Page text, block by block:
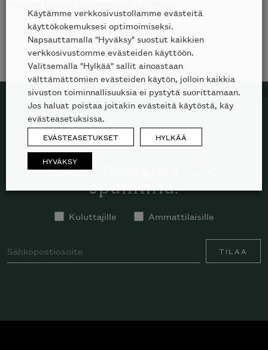
TILAA SKANNO-UUTISKIRJE
100% designia. 0%
spämmiä.
Kuluttajille Ammattilaisille
TILAA
Käytämme verkkosivustollamme evästeitä
käyttökokemuksesi optimoimiseksi.
Napsauttamalla "Hyväksy" suostut kaikkien
verkkosivustomme evästeiden käyttöön.
Valitsemalla "Hylkää" sallit ainoastaan
välttämättömien evästeiden käytön, jolloin kaikkia
sivuston toiminnallisuuksia ei pystytä suorittamaan.
Jos haluat poistaa joitakin evästeitä käytöstä, käy
evästeasetuksissa.
EVÄSTEASETUKSET HYLKÄÄ
HYVÄKSY